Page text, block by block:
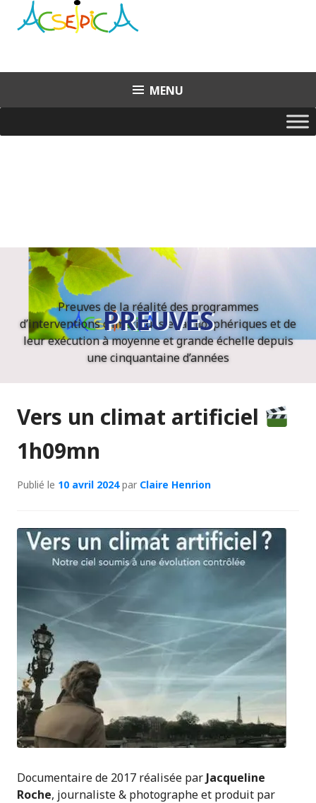
MENU
PREUVES
Preuves de la réalité des programmes
d’interventions climatiques et atmosphériques et de
leur exécution à moyenne et grande échelle depuis
une cinquantaine d’années
Vers un climat artificiel
1h09mn
Publié le 10 avril 2024par Claire Henrion
Documentaire de 2017 réalisée par Jacqueline
Roche, journaliste & photographe et produit par